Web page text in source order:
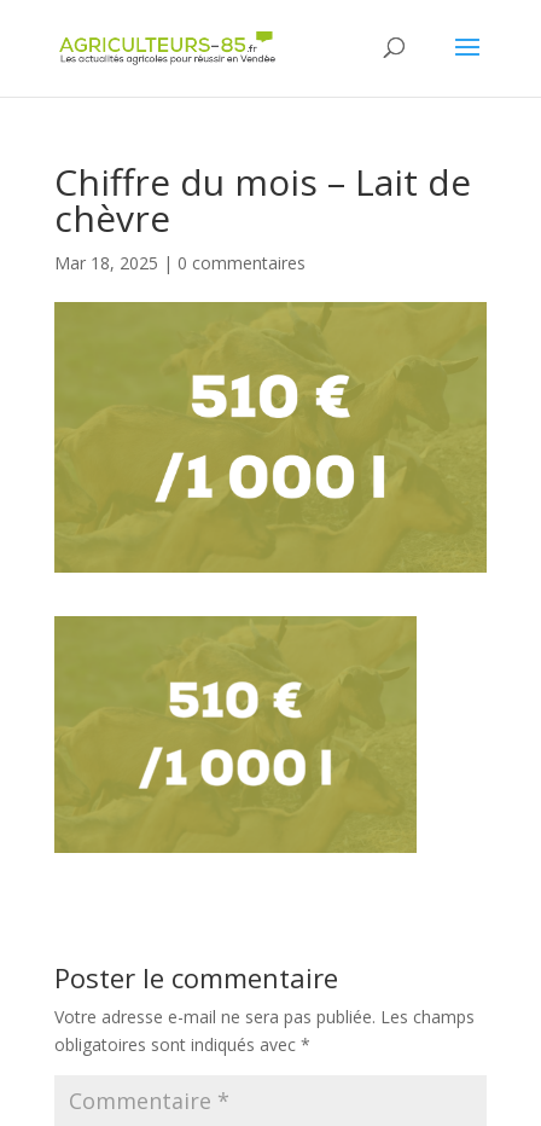
Chiffre du mois – Lait de
chèvre
Mar 18, 2025 | 0 commentaires
Poster le commentaire
Votre adresse e-mail ne sera pas publiée. Les champs
obligatoires sont indiqués avec *